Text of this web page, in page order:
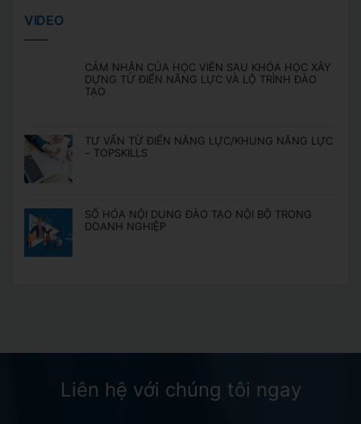
VIDEO
CẢM NHẬN CỦA HỌC VIÊN SAU KHÓA HỌC XÂY
DỰNG TỪ ĐIỂN NĂNG LỰC VÀ LỘ TRÌNH ĐÀO
TẠO
TƯ VẤN TỪ ĐIỂN NĂNG LỰC/KHUNG NĂNG LỰC
– TOPSKILLS
SỐ HÓA NỘI DUNG ĐÀO TẠO NỘI BỘ TRONG
DOANH NGHIỆP
Liên hệ với chúng tôi ngay